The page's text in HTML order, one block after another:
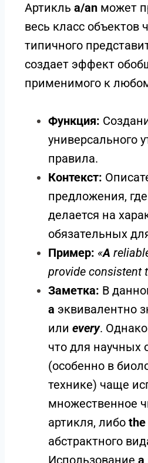
Артикль a/an может
весь класс объектов
типичного
создает эффект
применимого к
Функция:
универсального
правила.
Контекст:
предложения,
делается на
обязательных
Пример: «A
provide consistent
Заметка: В
a эквивалентно
или every.
что для научных
(особенно в
технике) чаще
множественное
артикля, либо the
абстрактного
Использование a